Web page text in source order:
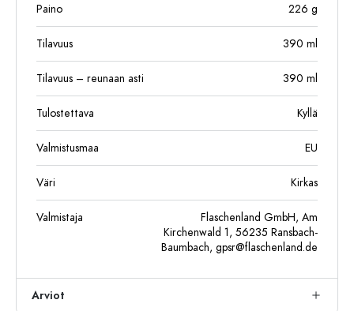
Paino 226 g
Tilavuus 390 ml
Tilavuus – reunaan asti 390 ml
Tulostettava Kyllä
Valmistusmaa EU
Väri Kirkas
Valmistaja
Flaschenland GmbH, Am
Kirchenwald 1, 56235 Ransbach-
Baumbach, gpsr@flaschenland.de
Arviot